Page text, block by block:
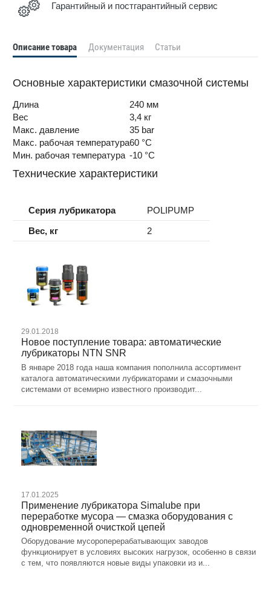
Гарантийный и постгарантийный сервис
Описание товара Документация Статьи
Основные характеристики смазочной системы
Длина
240 мм
Вес
3,4 кг
Макс. давление
35 bar
Макс. рабочая температура60 °C
Мин. рабочая температура -10 °C
Технические характеристики
Серия лубрикатора
POLIPUMP
Вес, кг
2
29.01.2018
Новое поступление товара: автоматические
лубрикаторы NTN SNR
В январе 2018 года наша компания пополнила ассортимент
каталога автоматическими лубрикаторами и смазочными
системами от всемирно известного производит...
17.01.2025
Применение лубрикатора Simalube при
переработке мусора — смазка оборудования с
одновременной очисткой цепей
Оборудование мусороперерабатывающих заводов
функционирует в условиях высоких нагрузок, особенно в связи
с тем, что появляются новые виды упаковки из и...